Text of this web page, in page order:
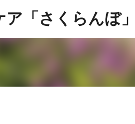
スキップしてメイン コンテンツに移動
「さくらんぼ」